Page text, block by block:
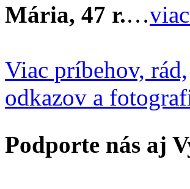
Mária, 47 r.…
Viac príbehov, rád,
odkazov a
Podporte nás aj